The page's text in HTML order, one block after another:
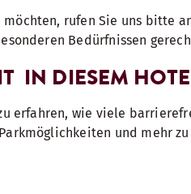
rufen Sie uns bitte
Bedürfnissen
IN DIESEM
erfahren, wie viele
und mehr